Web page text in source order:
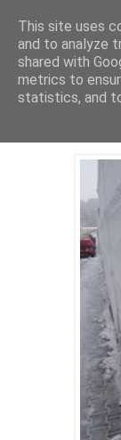
miercuri, februarie 05,
Miercurea
This site uses
and to analyze
shared with
metrics to
statistics, and